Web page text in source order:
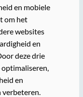
en mobiele
om het
websites
en
deze drie
en
verbeteren.